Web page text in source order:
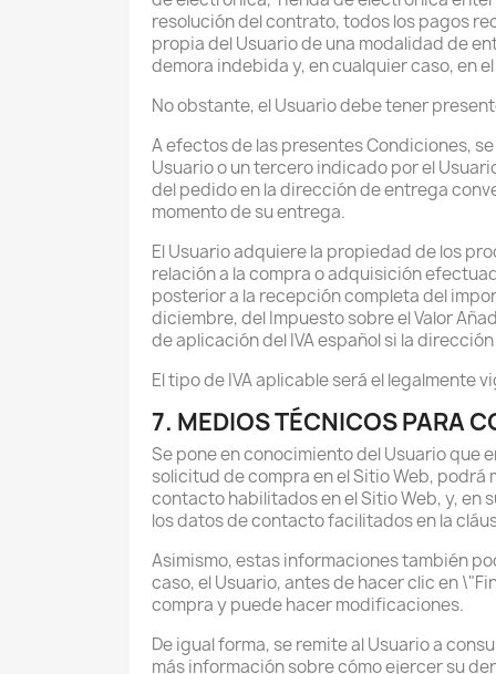
resolución del contrato, todos los pagos
propia del Usuario de una modalidad de
demora indebida y, en cualquier caso, en
No obstante, el Usuario debe tener
A efectos de las presentes Condiciones,
Usuario o un tercero indicado por el
del pedido en la dirección de entrega
momento de su entrega.
El Usuario adquiere la propiedad de los
relación a la compra o adquisición
posterior a la recepción completa del
diciembre, del Impuesto sobre el Valor
de aplicación del IVA español si la
El tipo de IVA aplicable será el legalmente
7. MEDIOS TÉCNICOS PARA
Se pone en conocimiento del Usuario que
solicitud de compra en el Sitio Web,
contacto habilitados en el Sitio Web, y, en
los datos de contacto facilitados en la
Asimismo, estas informaciones también
caso, el Usuario, antes de hacer clic en
compra y puede hacer modificaciones.
De igual forma, se remite al Usuario a
más información sobre cómo ejercer su